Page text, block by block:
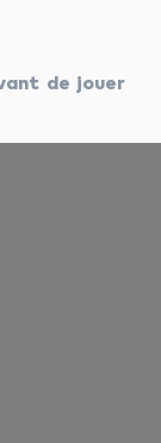
de jouer